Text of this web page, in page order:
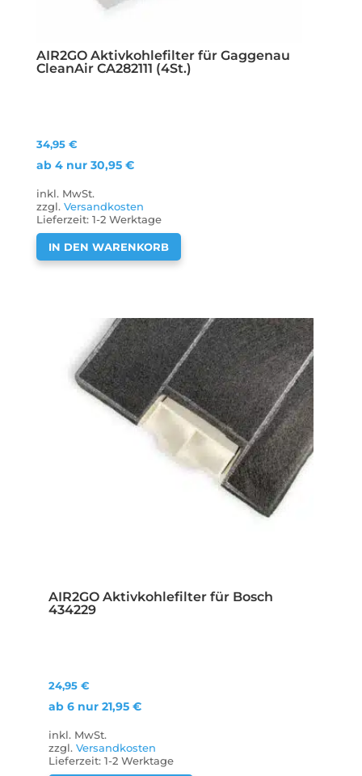
AIR2GO Aktivkohlefilter für Gaggenau
CleanAir CA282111 (4St.)
34,95€
ab 4 nur30,95€
inkl. MwSt.
zzgl.Versandkosten
Lieferzeit:1-2 Werktage
IN DEN WARENKORB
AIR2GO Aktivkohlefilter für Bosch
434229
24,95 €
ab 6 nur 21,95 €
inkl. MwSt.
zzgl. Versandkosten
Lieferzeit: 1-2 Werktage